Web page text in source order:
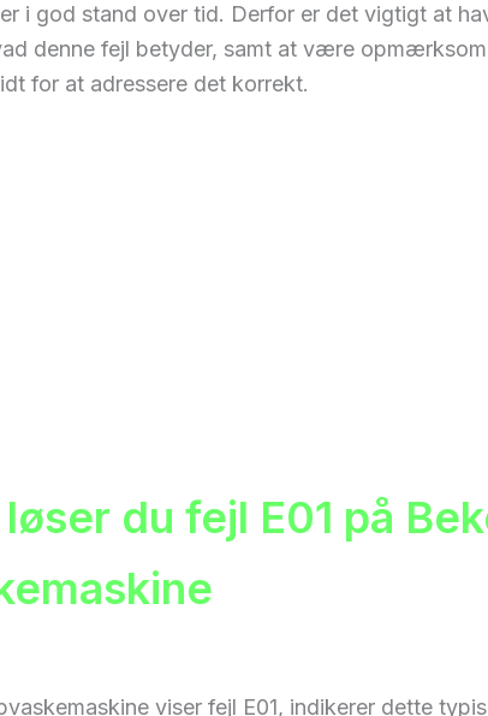
i god stand over tid. Derfor er det vigtigt at
denne fejl betyder, samt at være
for at adressere det korrekt.
du fejl E01 på
viser fejl E01, indikerer dette